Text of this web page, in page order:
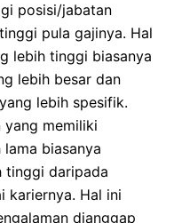
posisi/jabatan
pula gajinya. Hal
lebih tinggi biasanya
lebih besar dan
lebih spesifik.
yang memiliki
biasanya
tinggi daripada
kariernya. Hal ini
dianggap